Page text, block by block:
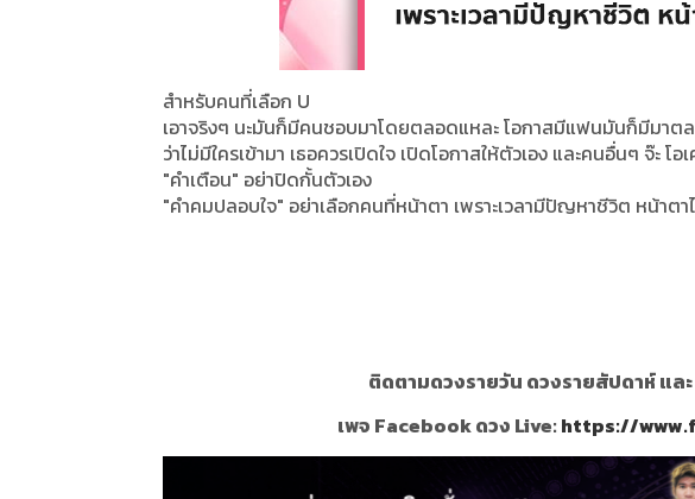
สำหรับคนที่เลือก U
เอาจริงๆ นะมันก็มีคนชอบมาโดยตลอดแหละ โอกาสมีแฟนมันก็มีมาตล
ว่าไม่มีใครเข้ามา เธอควรเปิดใจ เปิดโอกาสให้ตัวเอง และคนอื่นๆ จ๊ะ โอ
"คำเตือน" อย่าปิดกั้นตัวเอง
"คำคมปลอบใจ" อย่าเลือกคนที่หน้าตา เพราะเวลามีปัญหาชีวิต หน้าตา
ติดตามดวงรายวัน ดวงรายสัปดาห์ แล
เพจ Facebook ดวง Live:https://